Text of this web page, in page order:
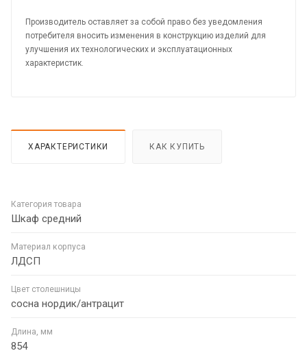
Производитель оставляет за собой право без уведомления
потребителя вносить изменения в конструкцию изделий для
улучшения их технологических и эксплуатационных
характеристик.
ХАРАКТЕРИСТИКИ КАК КУПИТЬ
Категория товара
Шкаф средний
Материал корпуса
ЛДСП
Цвет столешницы
сосна нордик/антрацит
Длина, мм
854